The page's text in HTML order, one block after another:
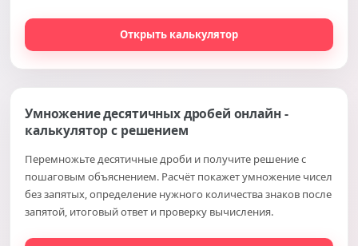
Открыть калькулятор
Умножение десятичных дробей онлайн -
калькулятор с решением
Перемножьте десятичные дроби и получите решение с
пошаговым объяснением. Расчёт покажет умножение чисел
без запятых, определение нужного количества знаков после
запятой, итоговый ответ и проверку вычисления.